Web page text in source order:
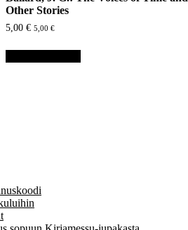
Other Stories
5,00€ 5,00€